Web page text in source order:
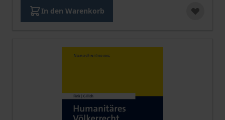
In den Warenkorb